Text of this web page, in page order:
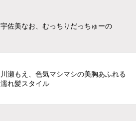
宇佐美なお、むっちりだっちゅーの
川瀬もえ、色気マシマシの美胸あふれる
濡れ髪スタイル